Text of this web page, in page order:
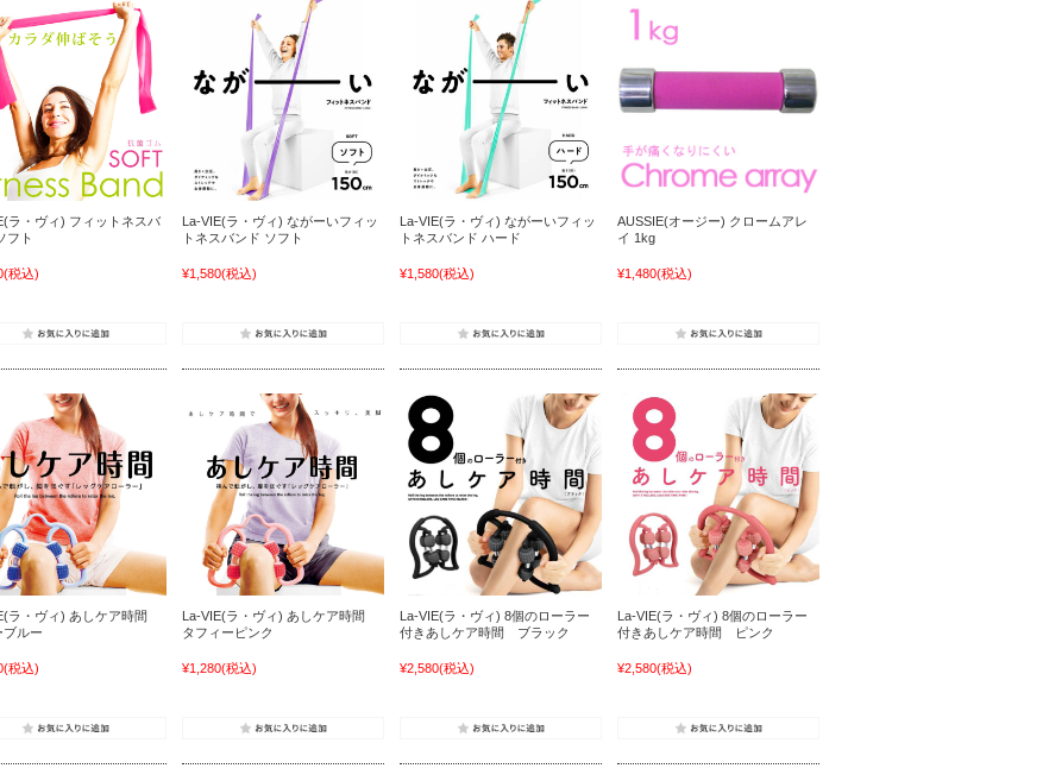
ラ・ヴィ) フィットネスバ
フト
(税込)
La-VIE(ラ・ヴィ) ながーいフィッ
トネスバンド ソフト
¥1,580(税込)
La-VIE(ラ・ヴィ) ながーいフィッ
トネスバンド ハード
¥1,580(税込)
AUSSIE(オージー) クロームアレ
イ 1kg
¥1,480(税込)
ラ・ヴィ) あしケア時間
ブルー
(税込)
La-VIE(ラ・ヴィ) あしケア時間
タフィーピンク
¥1,280(税込)
La-VIE(ラ・ヴィ) 8個のローラー
付きあしケア時間 ブラック
¥2,580(税込)
La-VIE(ラ・ヴィ) 8個のローラー
付きあしケア時間 ピンク
¥2,580(税込)